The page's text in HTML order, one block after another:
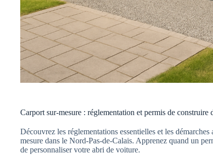
Carport sur‑mesure : réglementation et permis de construire
Découvrez les réglementations essentielles et les
mesure dans le Nord-Pas-de-Calais. Apprenez quand un
de personnaliser votre abri de voiture.